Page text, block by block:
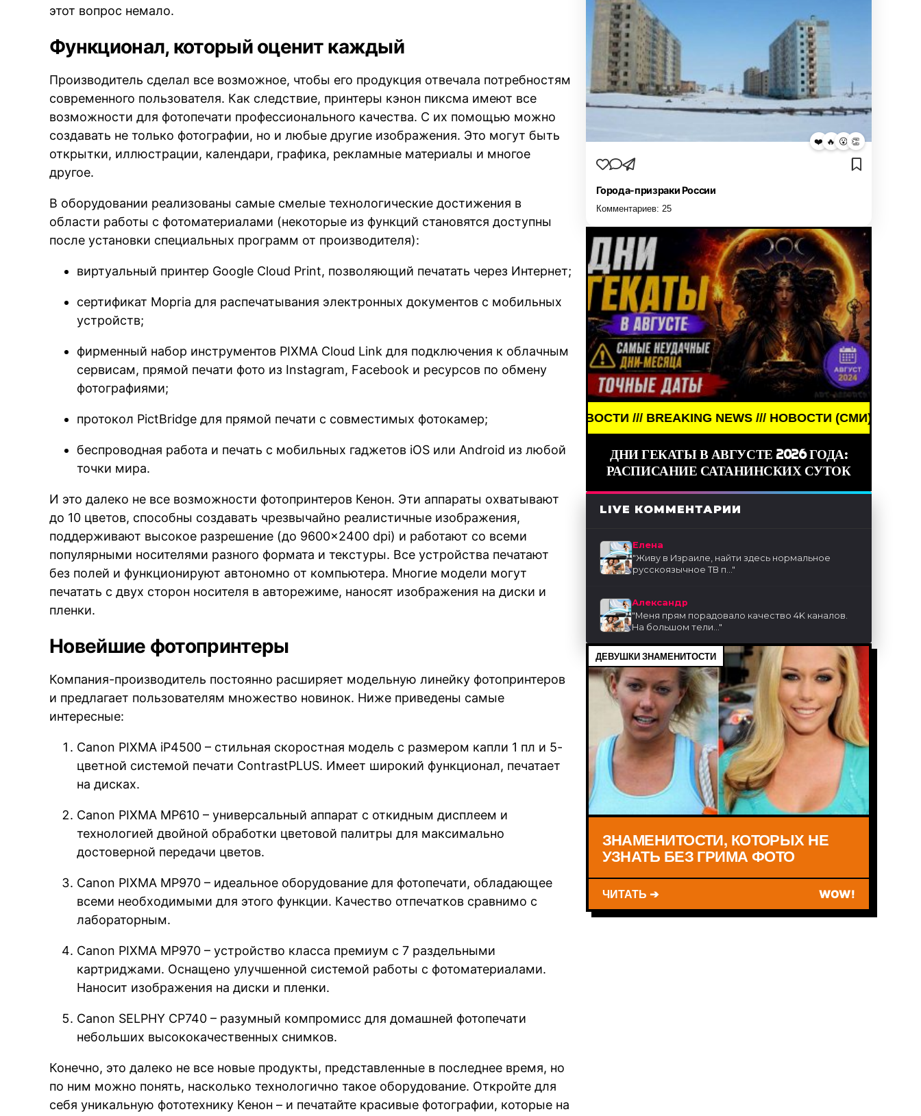
этот вопрос немало.
Функционал, который оценит каждый
Производитель сделал все возможное, чтобы его продукция отвечала потребностям
современного пользователя. Как следствие, принтеры кэнон пиксма имеют все
возможности для фотопечати профессионального качества. С их помощью можно
создавать не только фотографии, но и любые другие изображения. Это могут быть
открытки, иллюстрации, календари, графика, рекламные материалы и многое
другое.
В оборудовании реализованы самые смелые технологические достижения в
области работы с фотоматериалами (некоторые из функций становятся доступны
после установки специальных программ от производителя):
виртуальный принтер Google Cloud Print, позволяющий печатать через Интернет;
сертификат Mopria для распечатывания электронных документов с мобильных
устройств;
фирменный набор инструментов PIXMA Cloud Link для подключения к облачным
сервисам, прямой печати фото из Instagram, Facebook и ресурсов по обмену
фотографиями;
протокол PictBridge для прямой печати с совместимых фотокамер;
беспроводная работа и печать с мобильных гаджетов iOS или Android из любой
точки мира.
И это далеко не все возможности фотопринтеров Кенон. Эти аппараты охватывают
до 10 цветов, способны создавать чрезвычайно реалистичные изображения,
поддерживают высокое разрешение (до 9600×2400 dpi) и работают со всеми
популярными носителями разного формата и текстуры. Все устройства печатают
без полей и функционируют автономно от компьютера. Многие модели могут
печатать с двух сторон носителя в авторежиме, наносят изображения на диски и
пленки.
Новейшие фотопринтеры
Компания-производитель постоянно расширяет модельную линейку фотопринтеров
и предлагает пользователям множество новинок. Ниже приведены самые
интересные:
Canon PIXMA iP4500 – стильная скоростная модель с размером капли 1 пл и 5-
цветной системой печати ContrastPLUS. Имеет широкий функционал, печатает
на дисках.
Canon PIXMA MP610 – универсальный аппарат с откидным дисплеем и
технологией двойной обработки цветовой палитры для максимально
достоверной передачи цветов.
Canon PIXMA MP970 – идеальное оборудование для фотопечати, обладающее
всеми необходимыми для этого функции. Качество отпечатков сравнимо с
лабораторным.
Canon PIXMA MP970 – устройство класса премиум с 7 раздельными
картриджами. Оснащено улучшенной системой работы с фотоматериалами.
Наносит изображения на диски и пленки.
Canon SELPHY CP740 – разумный компромисс для домашней фотопечати
небольших высококачественных снимков.
Конечно, это далеко не все новые продукты, представленные в последнее время, но
по ним можно понять, насколько технологично такое оборудование. Откройте для
себя уникальную фототехнику Кенон – и печатайте красивые фотографии, которые на
❤️ 🔥 😮 👏
Города-призраки России
Комментариев: 25
BREAKING NEWS /// НОВОСТИ (СМИ) /// СВЕЖИЕ НОВОСТИ /// BREAKING NEWS /// НОВОСТИ (СМИ) /// СВЕЖИЕ
ДНИ ГЕКАТЫ В АВГУСТЕ 2026 ГОДА:
РАСПИСАНИЕ САТАНИНСКИХ СУТОК
LIVE КОММЕНТАРИИ
Елена
"Живу в Израиле, найти здесь нормальное
русскоязычное ТВ п..."
Александр
"Меня прям порадовало качество 4K каналов.
На большом тели..."
ДЕВУШКИ ЗНАМЕНИТОСТИ
ЗНАМЕНИТОСТИ, КОТОРЫХ НЕ
УЗНАТЬ БЕЗ ГРИМА ФОТО
ЧИТАТЬ ➔ WOW!